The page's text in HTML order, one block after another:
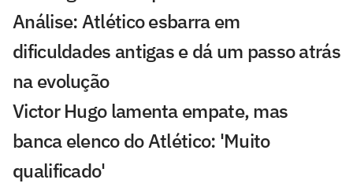
Análise: Atlético esbarra em
dificuldades antigas e dá um passo atrás
na evolução
Victor Hugo lamenta empate, mas
banca elenco do Atlético: 'Muito
qualificado'